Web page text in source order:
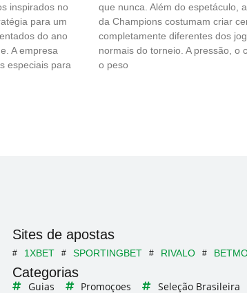
inspirados no
para um
do ano
A empresa
especiais para
que nunca. Além do espetáculo,
da Champions costumam criar
completamente diferentes dos
normais do torneio. A pressão, o
o peso
Sites de apostas
1XBET SPORTINGBET RIVALO
Categorias
Guias Promoçoes Seleção Brasileira